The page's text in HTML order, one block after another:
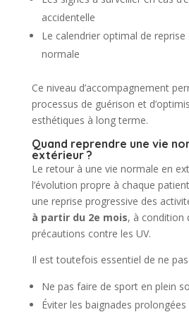
accidentelle
Le calendrier optimal de reprise
normale
Ce niveau d’accompagnement
processus de guérison et
esthétiques à long terme.
Quand reprendre une vie
extérieur ?
Le retour à une vie normale en
l’évolution propre à chaque
une reprise progressive des
à partir du 2e mois, à condition
précautions contre les UV.
Il est toutefois essentiel de ne
Ne pas faire de sport en plein
Éviter les baignades